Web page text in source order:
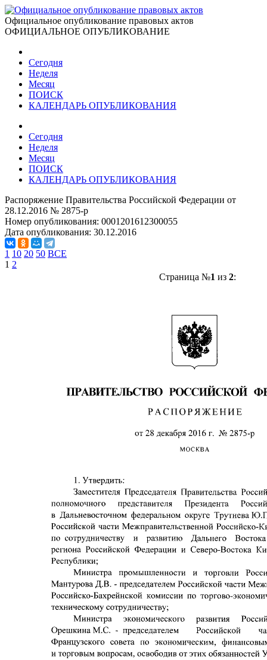
Официальное опубликование правовых актов
ОФИЦИАЛЬНОЕ ОПУБЛИКОВАНИЕ
Сегодня
Неделя
Месяц
ПОИСК
КАЛЕНДАРЬ ОПУБЛИКОВАНИЯ
Сегодня
Неделя
Месяц
ПОИСК
КАЛЕНДАРЬ ОПУБЛИКОВАНИЯ
Распоряжение Правительства Российской Федерации от
28.12.2016 № 2875-р
Номер опубликования: 0001201612300055
Дата опубликования: 30.12.2016
1 10 20 50 ВСЕ
1 2
Страница №1 из 2: